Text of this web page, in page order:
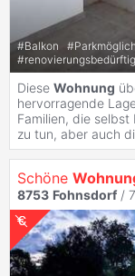
#Balkon #
#renovierungsbedürftig
Diese Wohnung
hervorragende
Familien, die
zu tun, aber auch
Schöne
8753 Fohnsdorf /